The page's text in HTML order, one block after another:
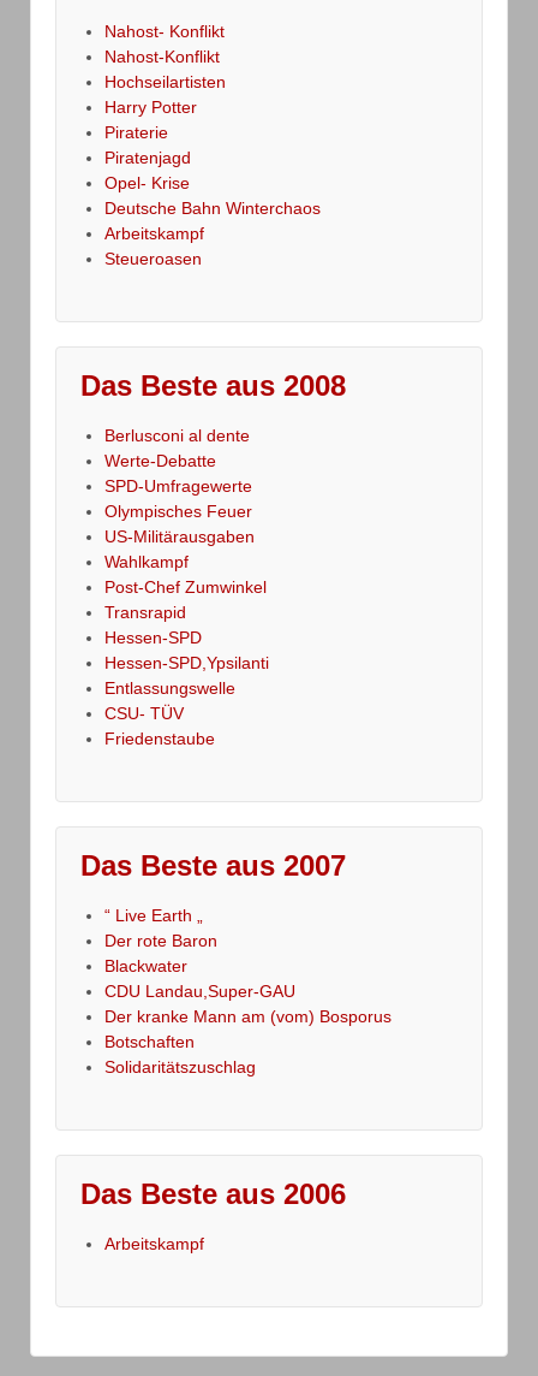
Nahost- Konflikt
Nahost-Konflikt
Hochseilartisten
Harry Potter
Piraterie
Piratenjagd
Opel- Krise
Deutsche Bahn Winterchaos
Arbeitskampf
Steueroasen
Das Beste aus 2008
Berlusconi al dente
Werte-Debatte
SPD-Umfragewerte
Olympisches Feuer
US-Militärausgaben
Wahlkampf
Post-Chef Zumwinkel
Transrapid
Hessen-SPD
Hessen-SPD,Ypsilanti
Entlassungswelle
CSU- TÜV
Friedenstaube
Das Beste aus 2007
“ Live Earth „
Der rote Baron
Blackwater
CDU Landau,Super-GAU
Der kranke Mann am (vom) Bosporus
Botschaften
Solidaritätszuschlag
Das Beste aus 2006
Arbeitskampf